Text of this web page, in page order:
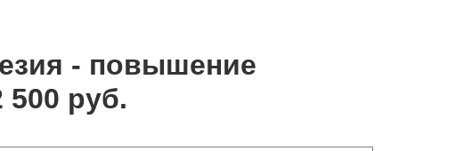
- повышение
руб.